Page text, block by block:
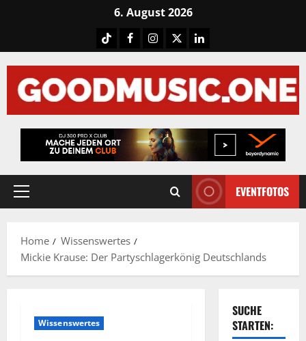
6. August 2026
TiktokFacebook
Instagram
X LinkedIN
Primary
EVENTFOTOS
Home
Wissenswertes
Mickie Krause: Der Partyschlagerkönig Deutschlands
Wissenswertes
SUCHE
STARTEN: